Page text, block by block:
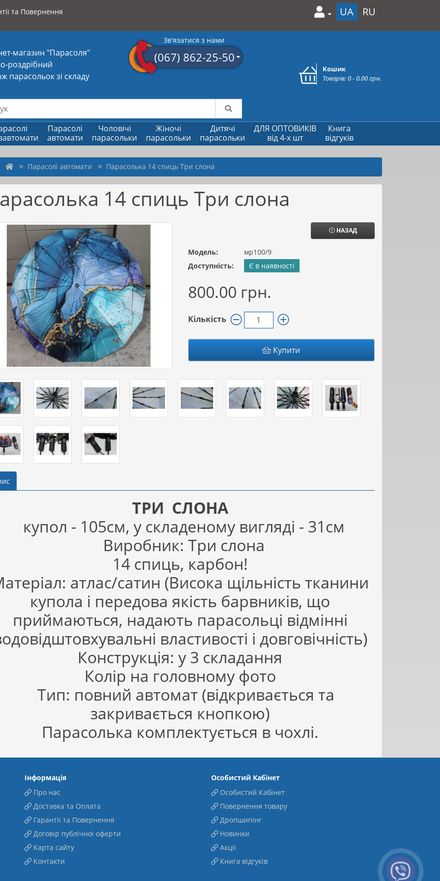
та Повернення UA RU
магазин "Парасоля"
роздрібний
парасольок зі складу
Зв'язатися з нами
(067) 862-25-50
Кошик
Товарів: 0 - 0.00 грн.
Парасолі
автомати
Чоловічі
парасольки
Жіночі
парасольки
Дитячі
парасольки
ДЛЯ ОПТОВИКІВ
від 4-х шт
Книга
відгуків
Парасолі автомати Парасолька 14 спиць Три слона
14 спиць Три слона
НАЗАД
Модель:
мр100/9
Доступність:
Є в наявності
800.00 грн.
Кількість
Купити
ТРИ СЛОНА
купол - 105см, у складеному вигляді - 31см
Виробник: Три слона
14 спиць, карбон!
атлас/сатин (Висока щільність тканини
купола і передова якість барвників, що
приймаються, надають парасольці відмінні
властивості і довговічність)
Конструкція: у 3 складання
Колір на головному фото
Тип: повний автомат (відкривається та
закривається кнопкою)
Парасолька комплектується в чохлі.
Інформація
Про нас
Доставка та Оплата
Гарантії та Повернення
Договір публічної оферти
Карта сайту
Контакти
Особистий Кабінет
Особистий Кабінет
Повернення товару
Дропшипінг
Новинки
Акції
Книга відгуків